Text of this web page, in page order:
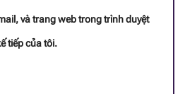
51.1 mcg
và trang web trong trình duyệt
tiếp của tôi.